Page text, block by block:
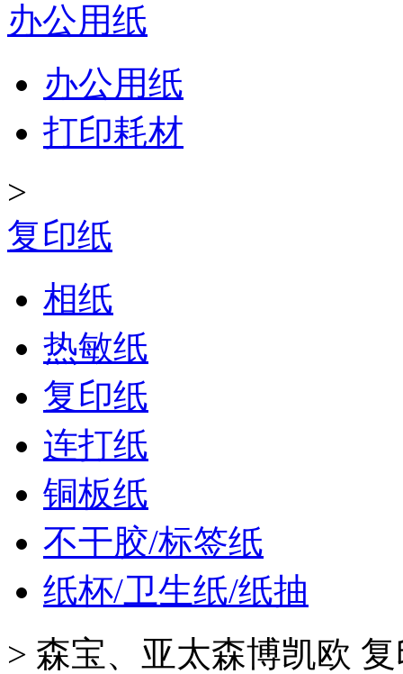
办公用纸
办公用纸
打印耗材
>
复印纸
相纸
热敏纸
复印纸
连打纸
铜板纸
不干胶/标签纸
纸杯/卫生纸/纸抽
> 森宝、亚太森博凯欧